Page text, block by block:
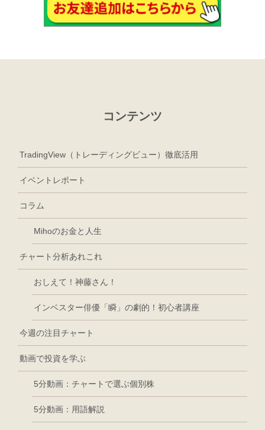
コンテンツ
TradingView（トレーディングビュー）徹底活用
イベントレポート
コラム
Mihoのお金と人生
チャート分析あれこれ
おしえて！神藤さん！
インベスター俳優「瞬」の劇的！初心者講座
今週の注目チャート
動画で投資を学ぶ
5分動画：チャートで選ぶ個別株
5分動画：用語解説